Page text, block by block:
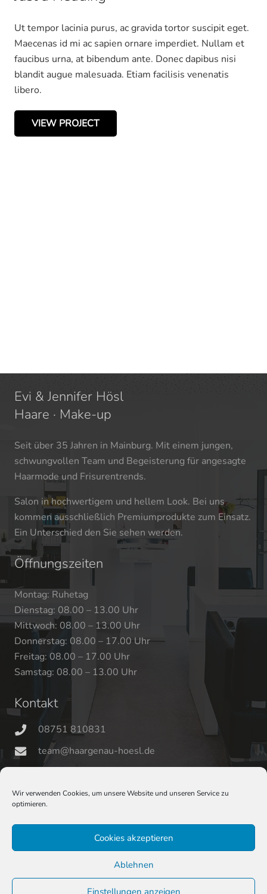
Wir verwenden Cookies, um unsere Website und unseren Service zu
optimieren.
Cookies akzeptieren
Ablehnen
Einstellungen anzeigen
Ut tempor lacinia purus, ac gravida tortor suscipit eget.
Maecenas id mi ac sapien ornare imperdiet. Nullam et
faucibus urna, at bibendum ante. Donec dapibus nisi
blandit augue malesuada. Etiam facilisis venenatis
libero.
VIEW PROJECT
Evi & Jennifer Hösl
Haare · Make-up
Seit über 35 Jahren in Mainburg. Mit einem jungen,
schwungvollen Team und Begeisterung für angesagte
Haarmode und Frisurentrends.
Salon in hochwertigem und hellem Look. Bei uns
kommen ausschließlich Premiumprodukte zum Einsatz.
Ein Unterschied den Sie sehen werden.
Öffnungszeiten
Montag: Ruhetag
Dienstag: 08.00 – 13.00 Uhr
Mittwoch: 08.00 – 13.00 Uhr
Donnerstag: 08.00 – 17.00 Uhr
Freitag: 08.00 – 17.00 Uhr
Samstag: 08.00 – 13.00 Uhr
Kontakt
08751 810831
team@haargenau-hoesl.de
© Copyright Evi & Jennifer Hösl GbR
Datenschutz